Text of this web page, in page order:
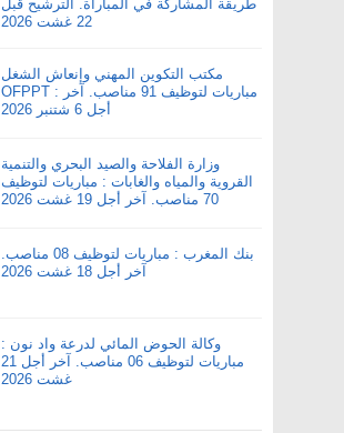
طريقة المشاركة في المباراة. الترشيح قبل
22 غشت 2026
مكتب التكوين المهني وإنعاش الشغل
OFPPT : مباريات لتوظيف 91 مناصب. آخر
أجل 6 شتنبر 2026
وزارة الفلاحة والصيد البحري والتنمية
القروية والمياه والغابات : مباريات لتوظيف
70 مناصب. آخر أجل 19 غشت 2026
بنك المغرب : مباريات لتوظيف 08 مناصب.
آخر أجل 18 غشت 2026
وكالة الحوض المائي لدرعة واد نون :
مباريات لتوظيف 06 مناصب. آخر أجل 21
غشت 2026